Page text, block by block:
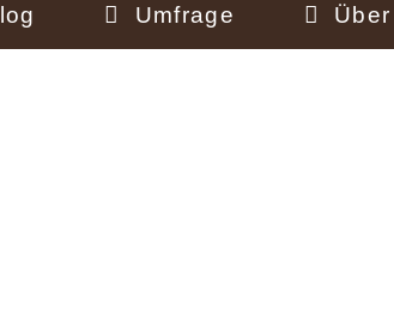
Umfrage